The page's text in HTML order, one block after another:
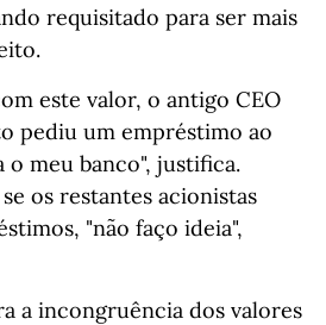
requisitado para ser mais
este valor, o antigo CEO
pediu um empréstimo ao
o meu banco", justifica.
os restantes acionistas
"não faço ideia",
a incongruência dos valores